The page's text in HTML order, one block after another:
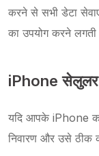
करने से सभी डेटा
का उपयोग करने लगती
iPhone सेलुलर
यदि आपके iPhone
निवारण और उसे ठीक